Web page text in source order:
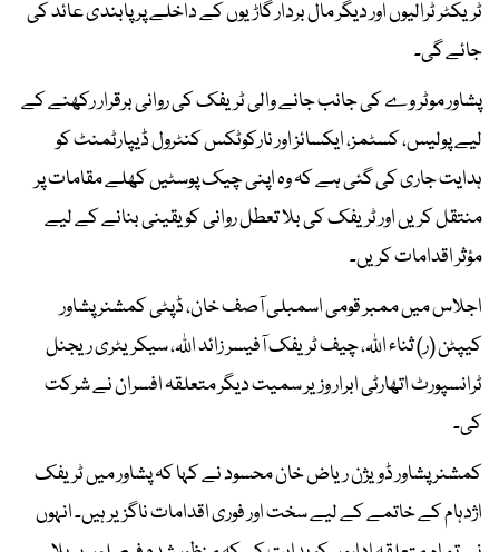
ٹریکٹر ٹرالیوں اور دیگر مال بردار گاڑیوں کے داخلے پر پابندی عائد کی
جائے گی۔
پشاور موٹر وے کی جانب جانے والی ٹریفک کی روانی برقرار رکھنے کے
لیے پولیس، کسٹمز، ایکسائز اور نارکوٹکس کنٹرول ڈیپارٹمنٹ کو
ہدایت جاری کی گئی ہے کہ وہ اپنی چیک پوسٹیں کھلے مقامات پر
منتقل کریں اور ٹریفک کی بلا تعطل روانی کو یقینی بنانے کے لیے
مؤثر اقدامات کریں۔
اجلاس میں ممبر قومی اسمبلی آصف خان، ڈپٹی کمشنر پشاور
کیپٹن (ر) ثناء اللہ، چیف ٹریفک آفیسر زائد اللہ، سیکریٹری ریجنل
ٹرانسپورٹ اتھارٹی ابرار وزیر سمیت دیگر متعلقہ افسران نے شرکت
کی۔
کمشنر پشاور ڈویژن ریاض خان محسود نے کہا کہ پشاور میں ٹریفک
اژدہام کے خاتمے کے لیے سخت اور فوری اقدامات ناگزیر ہیں۔ انہوں